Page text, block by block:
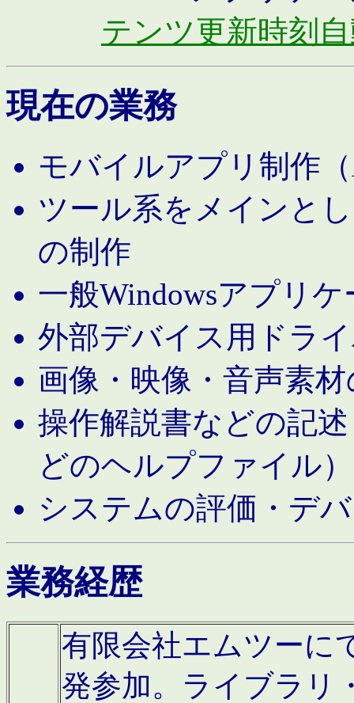
テンツ更新時刻
現在の業務
モバイルアプリ制作
ツール系をメインと
の制作
一般Windowsアプリ
外部デバイス用ドラ
画像・映像・音声素
操作解説書などの記
どのヘルプファイル）
システムの評価・デ
業務経歴
有限会社エムツーに
発参加。ライブラリ